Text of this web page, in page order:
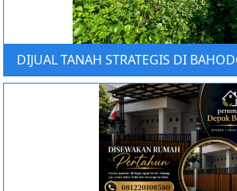
DIJUAL TANAH STRATEGIS DI